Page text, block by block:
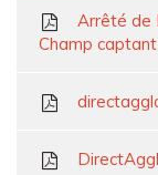
Arrêté de
Champ